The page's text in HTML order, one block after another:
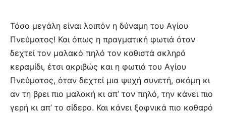
Τόσο μεγάλη είναι λοιπόν η δύναμη του Αγίου
Πνεύματος! Και όπως η πραγματική φωτιά όταν
δεχτεί τον μαλακό πηλό τον καθιστά σκληρό
κεραμίδι, έτσι ακριβώς και η φωτιά του Αγίου
Πνεύματος, όταν δεχτεί μια ψυχή συνετή, ακόμη κι
αν τη βρει πιο μαλακή κι απ’ τον πηλό, την κάνει πιο
γερή κι απ’ το σίδερο. Και κάνει ξαφνικά πιο καθαρό